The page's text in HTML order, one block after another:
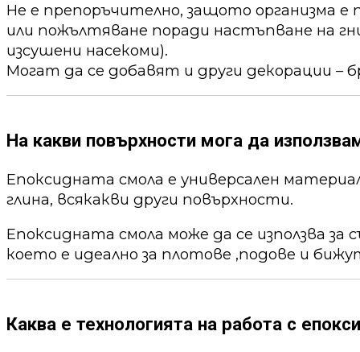
Не е препоръчително, защото организма
или пожълтяване поради настъпване на
изсушени насекоми).
Могат да се добавят и други декорации –
На какви повърхности мога да
Епоксидната смола е универсален
глина, всякакви други повърхности.
Епоксидната смола може да се използва за
което е идеално за плотове ,подове и
Каква е технологията на работа с